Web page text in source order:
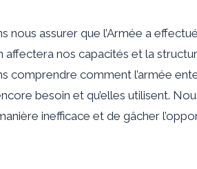
nous assurer que l’Armée a
affectera nos capacités et la
comprendre comment l’armée
besoin et qu’elles utilisent.
inefficace et de gâcher